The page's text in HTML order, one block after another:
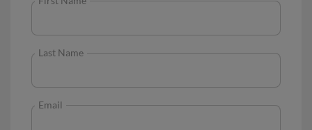
Last Name
Email